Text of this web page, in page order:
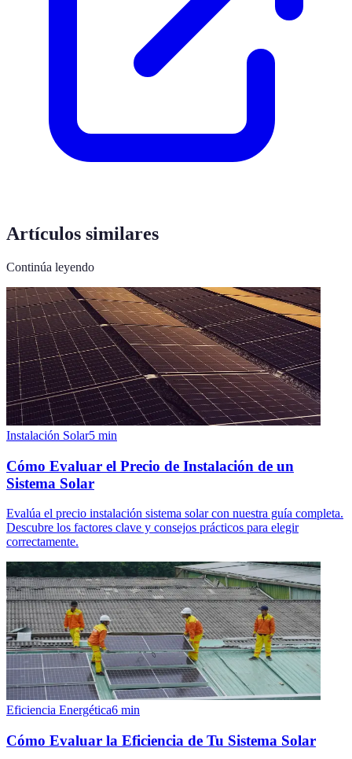
Artículos similares
Continúa leyendo
Instalación Solar5 min
Cómo Evaluar el Precio de Instalación de un
Sistema Solar
Evalúa el precio instalación sistema solar con nuestra guía completa.
Descubre los factores clave y consejos prácticos para elegir
correctamente.
Eficiencia Energética6 min
Cómo Evaluar la Eficiencia de Tu Sistema Solar